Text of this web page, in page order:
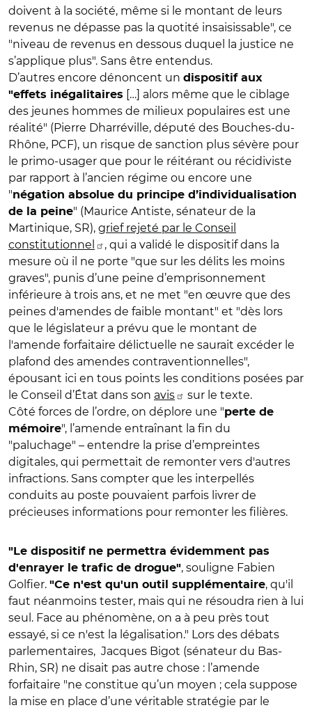
doivent à la société, même si le montant de leurs
revenus ne dépasse pas la quotité insaisissable", ce
"niveau de revenus en dessous duquel la justice ne
s’applique plus". Sans être entendus.
D’autres encore dénoncent un dispositif aux
"effets inégalitaires […] alors même que le ciblage
des jeunes hommes de milieux populaires est une
réalité" (Pierre Dharréville, député des Bouches-du-
Rhône, PCF), un risque de sanction plus sévère pour
le primo-usager que pour le réitérant ou récidiviste
par rapport à l’ancien régime ou encore une
"négation absolue du principe d’individualisation
de la peine" (Maurice Antiste, sénateur de la
Martinique, SR), grief rejeté par le Conseil
constitutionnel
, qui a validé le dispositif dans la
mesure où il ne porte "que sur les délits les moins
graves", punis d’une peine d’emprisonnement
inférieure à trois ans, et ne met "en œuvre que des
peines d'amendes de faible montant" et "dès lors
que le législateur a prévu que le montant de
l'amende forfaitaire délictuelle ne saurait excéder le
plafond des amendes contraventionnelles",
épousant ici en tous points les conditions posées par
le Conseil d’État dans son avis
sur le texte.
Côté forces de l’ordre, on déplore une "perte de
mémoire", l’amende entraînant la fin du
"paluchage" – entendre la prise d’empreintes
digitales, qui permettait de remonter vers d'autres
infractions. Sans compter que les interpellés
conduits au poste pouvaient parfois livrer de
précieuses informations pour remonter les filières.
"Le dispositif ne permettra évidemment pas
d'enrayer le trafic de drogue", souligne Fabien
Golfier. "Ce n'est qu'un outil supplémentaire, qu'il
faut néanmoins tester, mais qui ne résoudra rien à lui
seul. Face au phénomène, on a à peu près tout
essayé, si ce n'est la légalisation." Lors des débats
parlementaires, Jacques Bigot (sénateur du Bas-
Rhin, SR) ne disait pas autre chose : l’amende
forfaitaire "ne constitue qu’un moyen ; cela suppose
la mise en place d’une véritable stratégie par le